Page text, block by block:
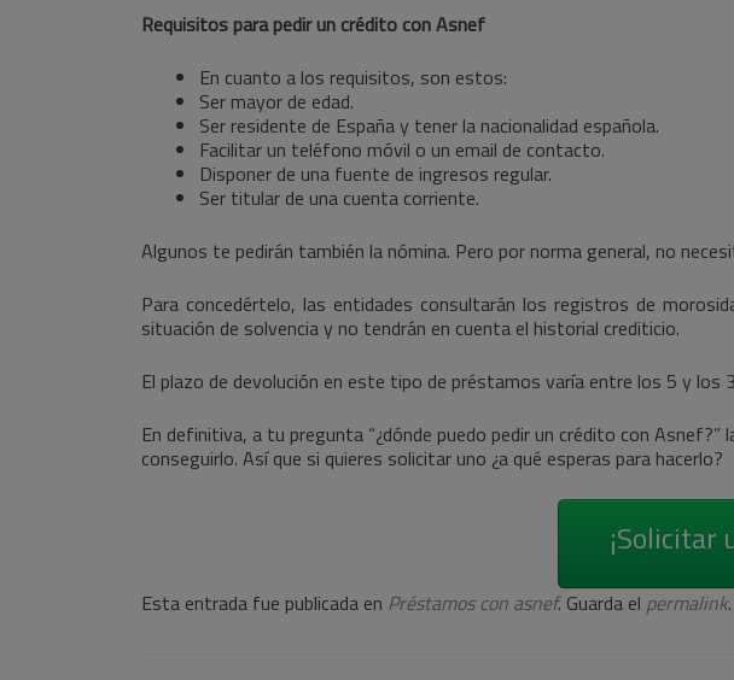
Requisitos para pedir un crédito con Asnef
En cuanto a los requisitos, son estos:
Ser mayor de edad.
Ser residente de España y tener la nacionalidad española.
Facilitar un teléfono móvil o un email de contacto.
Disponer de una fuente de ingresos regular.
Ser titular de una cuenta corriente.
Algunos te pedirán también la nómina. Pero por norma general, no
Para concedértelo, las entidades consultarán los registros de
situación de solvencia y no tendrán en cuenta el historial crediticio.
El plazo de devolución en este tipo de préstamos varía entre los 5 y los
En definitiva, a tu pregunta “¿dónde puedo pedir un crédito con
conseguirlo. Así que si quieres solicitar uno ¿a qué esperas para hacerlo?
¡Solicitar
Esta entrada fue publicada en Préstamos con asnef. Guarda el permalink.